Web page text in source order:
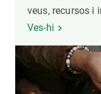
veus, recursos i
Ves-hi